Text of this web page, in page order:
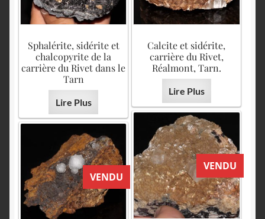
Sphalérite, sidérite et
chalcopyrite de la
carrière du Rivet dans le
Tarn
Lire Plus
Calcite et sidérite,
carrière du Rivet,
Réalmont, Tarn.
Lire Plus
VENDU
VENDU